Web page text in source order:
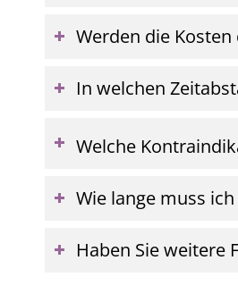
Werden die
In welchen
Welche
Wie lange muss
Haben Sie weitere